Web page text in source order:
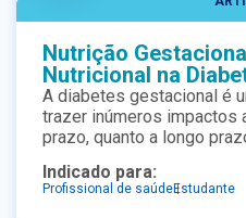
Nutrição
Nutricional na
A diabetes gestacional é
trazer inúmeros impactos
prazo, quanto a longo
inclui condutas
situação. Entenda aqui as
Indicado para:
Profissional de saúdeEstudante